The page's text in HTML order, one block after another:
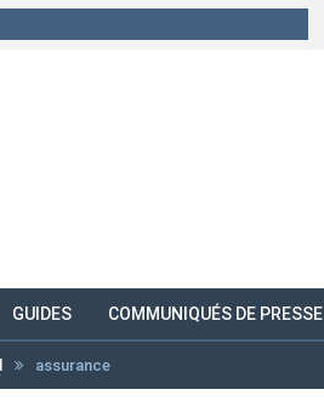
GUIDES COMMUNIQUÉS DE PRESSE
assurance